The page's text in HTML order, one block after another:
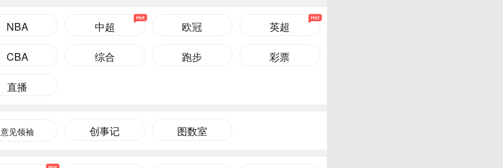
NBA 中超 欧冠 英超
CBA 综合 跑步 彩票
直播
意见领袖 创事记 图数室